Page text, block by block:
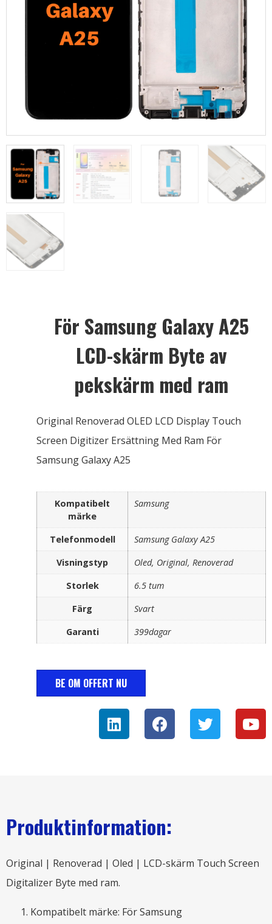
För Samsung Galaxy A25
LCD-skärm Byte av
pekskärm med ram
Original Renoverad OLED LCD Display Touch
Screen Digitizer Ersättning Med Ram För
Samsung Galaxy A25
Kompatibelt
märke
Samsung
Telefonmodell
Samsung Galaxy A25
Visningstyp
Oled, Original, Renoverad
Storlek
6.5 tum
Färg
Svart
Garanti
399dagar
BE OM OFFERT NU
Produktinformation:
Original | Renoverad | Oled | LCD-skärm Touch Screen
Digitalizer Byte med ram.
Kompatibelt märke: För Samsung